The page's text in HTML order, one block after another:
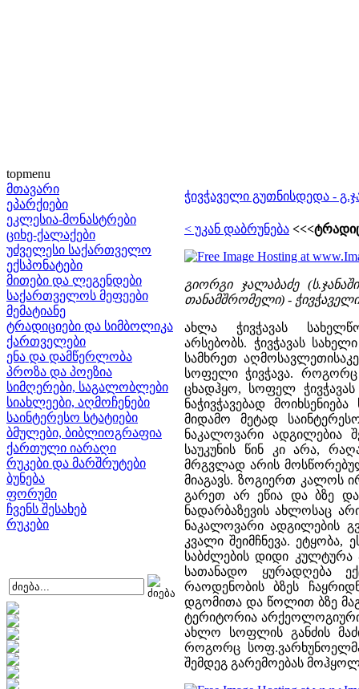
topmenu
მთავარი
ეპარქიები
ეკლესია-მონასტრები
ციხე-ქალაქები
უძველესი საქართველო
ექსპონატები
მითები და ლეგენდები
საქართველოს მეფეები
მემატიანე
ტრადიციები და სიმბოლიკა
ქართველები
ენა და დამწერლობა
პროზა და პოეზია
სიმღერები, საგალობლები
სიახლეები, აღმოჩენები
საინტერესო სტატიები
ბმულები, ბიბლიოგრაფია
ქართული იარაღი
რუკები და მარშრუტები
ბუნება
ფორუმი
ჩვენს შესახებ
რუკები
ჭივჭაველი გუთნისდედა -
< უკან დაბრუნება
გიორგი ჯალაბაძე
თანამშრომელი) -
ახლა ჭივჭავას
არსებობს. ჭივჭავას
სამხრეთ
სოფელი ჭივჭავა. როგორც
ცხადჰყო, სოფელ ჭივჭავას
ნაჭივჭავებად
მიდამო მეტად
ნაკალოვარი ადგილებია
საუკუნის წინ კი არა,
მრგვლად არის
მიაგავს. ზოგიერთ კალოს
გარეთ არ ეწია და ბზე
ნადარბაზევის ახლოსაც
ნაკალოვარი ადგილების
კვალი შეიმჩნევა. ეტყობა,
საბძლების დიდი კულტურა
სათანადო ყურადღება
რაოდენობის ბზეს
დგომითა და წოლით ბზე
ტერიტორია არქეოლოგიური
ახლო სოფლის განძის
როგორც
შემდეგ გარემოებას